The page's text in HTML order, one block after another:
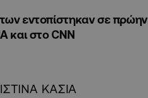
εντοπίστηκαν σε πρώην
και στο CNN
ΚΑΣΙΑ